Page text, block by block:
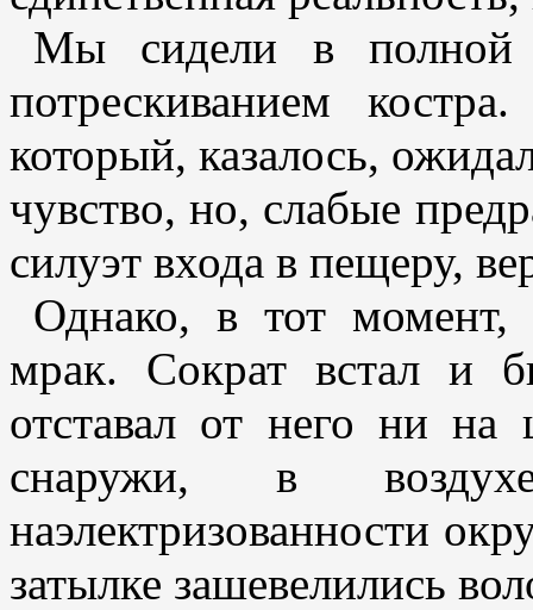
Мы сидели в полной
потрескиванием
который, казалось,
чувство, но, слабые
силуэт входа в пещеру,
Однако, в тот момент,
мрак. Сократ встал и
отставал от него ни на
снаружи, в
наэлектризованности
затылке зашевелились